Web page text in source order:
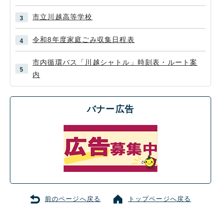
市立川越高等学校
令和8年度家庭ごみ収集日程表
市内循環バス「川越シャトル」時刻表・ルート案
内
バナー広告
前のページへ戻る トップページへ戻る